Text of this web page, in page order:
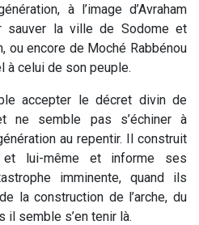
à l’image d’Avraham
sauver la ville de Sodome et
ou encore de Moché Rabbénou
à celui de son peuple.
accepter le décret divin de
ne semble pas s’échiner à
au repentir. Il construit
et lui-même et informe ses
imminente, quand ils
la construction de l’arche, du
il semble s’en tenir là.